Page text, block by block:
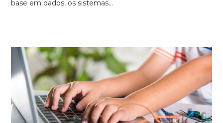
base em dados, os sistemas…